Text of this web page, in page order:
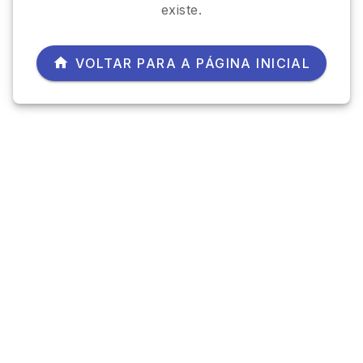
existe.
VOLTAR PARA A PÁGINA INICIAL